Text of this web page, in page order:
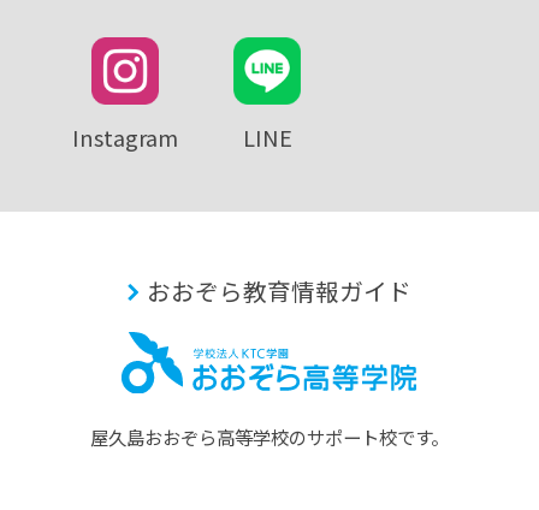
Instagram LINE
おおぞら教育情報ガイド
屋久島おおぞら⾼等学校のサポート校です。